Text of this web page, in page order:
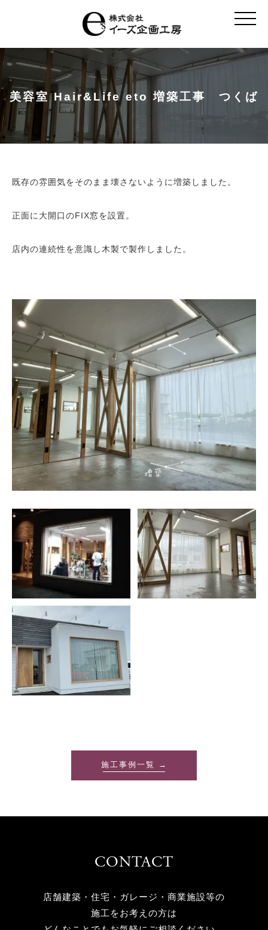
t
o
l
i
o
美容室 Hair&Life eto 増築工事 つくば
既存の雰囲気をそのまま壊さないように増築しました。
正面に大開口のFIX窓を設置。
店内の連続性を意識し木製で製作しました。
施工事例一覧 →
CONTACT
店舗建築・住宅・ガレージ・商業施設等の
施工をお考えの方は